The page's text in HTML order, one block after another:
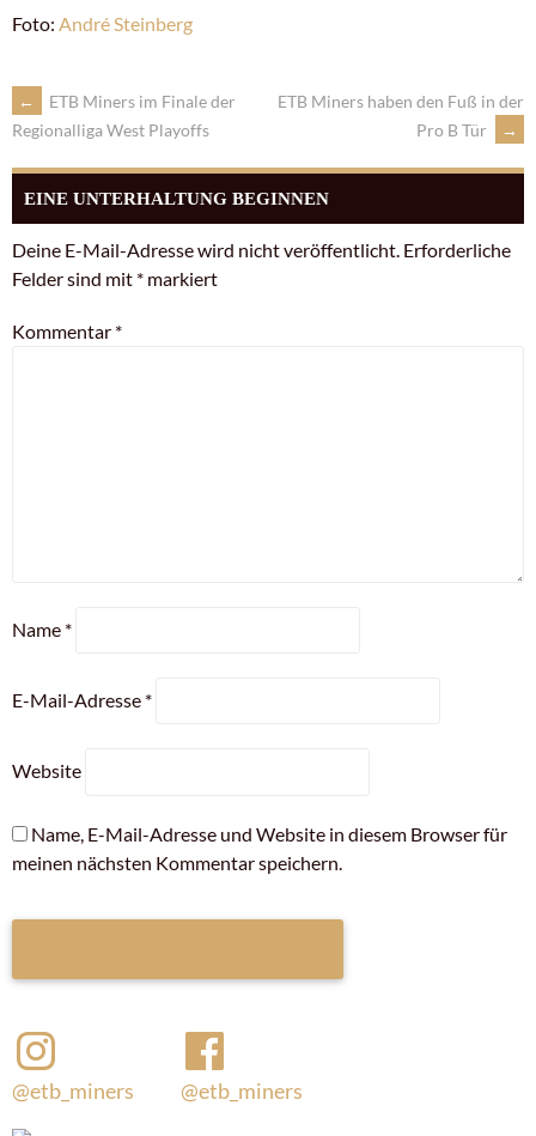
Foto: André Steinberg
←
ETB Miners im Finale der
Regionalliga West Playoffs
ETB Miners haben den Fuß in der
Pro B Tür
→
EINE UNTERHALTUNG BEGINNEN
Deine E-Mail-Adresse wird nicht veröffentlicht. Erforderliche
Felder sind mit * markiert
Kommentar *
Name *
E-Mail-Adresse *
Website
Name, E-Mail-Adresse und Website in diesem Browser für
meinen nächsten Kommentar speichern.
@etb_miners @etb_miners